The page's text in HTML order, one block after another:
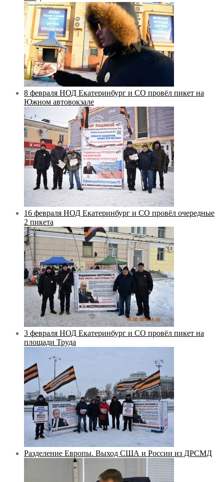
8 февраля НОД Екатеринбург и СО провёл пикет на
Южном автовокзале
16 февраля НОД Екатеринбург и СО провёл очередные
2 пикета
3 февраля НОД Екатеринбург и СО провёл пикет на
площади Труда
Разделение Европы. Выход США и России из ДРСМД